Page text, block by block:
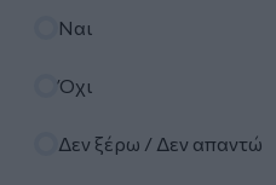
Ναι
Όχι
Δεν ξέρω / Δεν απαντώ